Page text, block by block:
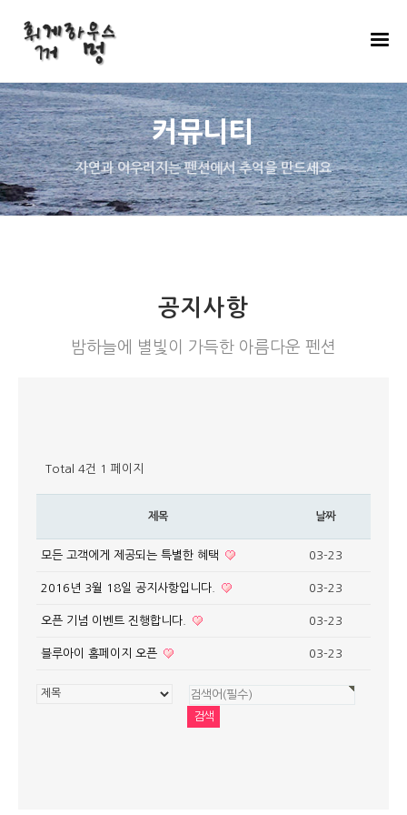
커뮤니티
자연과 어우러지는 펜션에서 추억을 만드세요
공지사항
밤하늘에 별빛이 가득한 아름다운 펜션
Total 4건 1 페이지
제목 날짜
모든 고객에게 제공되는 특별한 혜택 03-23
2016년 3월 18일 공지사항입니다. 03-23
오픈 기념 이벤트 진행합니다. 03-23
블루아이 홈페이지 오픈 03-23